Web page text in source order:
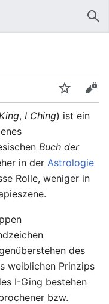
Beobachten
Bearbeiten
, I Ching) ist ein
Buch der
in der Astrologie
Rolle, weniger in
des
weiblichen Prinzips
I-Ging bestehen
bzw.